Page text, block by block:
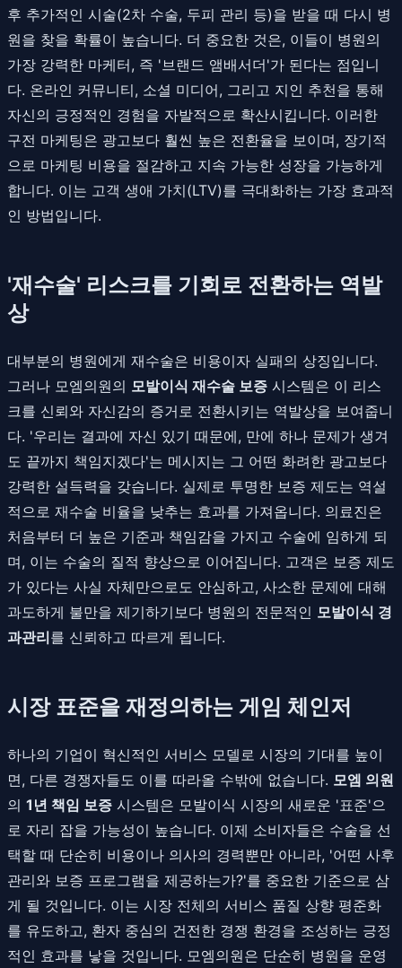
후 추가적인 시술(2차 수술, 두피 관리 등)을 받을 때 다시 병
원을 찾을 확률이 높습니다. 더 중요한 것은, 이들이 병원의
가장 강력한 마케터, 즉 '브랜드 앰배서더'가 된다는 점입니
다. 온라인 커뮤니티, 소셜 미디어, 그리고 지인 추천을 통해
자신의 긍정적인 경험을 자발적으로 확산시킵니다. 이러한
구전 마케팅은 광고보다 훨씬 높은 전환율을 보이며, 장기적
으로 마케팅 비용을 절감하고 지속 가능한 성장을 가능하게
합니다. 이는 고객 생애 가치(LTV)를 극대화하는 가장 효과적
인 방법입니다.
'재수술' 리스크를 기회로 전환하는 역발
상
대부분의 병원에게 재수술은 비용이자 실패의 상징입니다.
그러나 모엠의원의 모발이식 재수술 보증 시스템은 이 리스
크를 신뢰와 자신감의 증거로 전환시키는 역발상을 보여줍니
다. '우리는 결과에 자신 있기 때문에, 만에 하나 문제가 생겨
도 끝까지 책임지겠다'는 메시지는 그 어떤 화려한 광고보다
강력한 설득력을 갖습니다. 실제로 투명한 보증 제도는 역설
적으로 재수술 비율을 낮추는 효과를 가져옵니다. 의료진은
처음부터 더 높은 기준과 책임감을 가지고 수술에 임하게 되
며, 이는 수술의 질적 향상으로 이어집니다. 고객은 보증 제도
가 있다는 사실 자체만으로도 안심하고, 사소한 문제에 대해
과도하게 불만을 제기하기보다 병원의 전문적인 모발이식 경
과관리를 신뢰하고 따르게 됩니다.
시장 표준을 재정의하는 게임 체인저
하나의 기업이 혁신적인 서비스 모델로 시장의 기대를 높이
면, 다른 경쟁자들도 이를 따라올 수밖에 없습니다. 모엠 의원
의 1년 책임 보증 시스템은 모발이식 시장의 새로운 '표준'으
로 자리 잡을 가능성이 높습니다. 이제 소비자들은 수술을 선
택할 때 단순히 비용이나 의사의 경력뿐만 아니라, '어떤 사후
관리와 보증 프로그램을 제공하는가?'를 중요한 기준으로 삼
게 될 것입니다. 이는 시장 전체의 서비스 품질 상향 평준화
를 유도하고, 환자 중심의 건전한 경쟁 환경을 조성하는 긍정
적인 효과를 낳을 것입니다. 모엠의원은 단순히 병원을 운영